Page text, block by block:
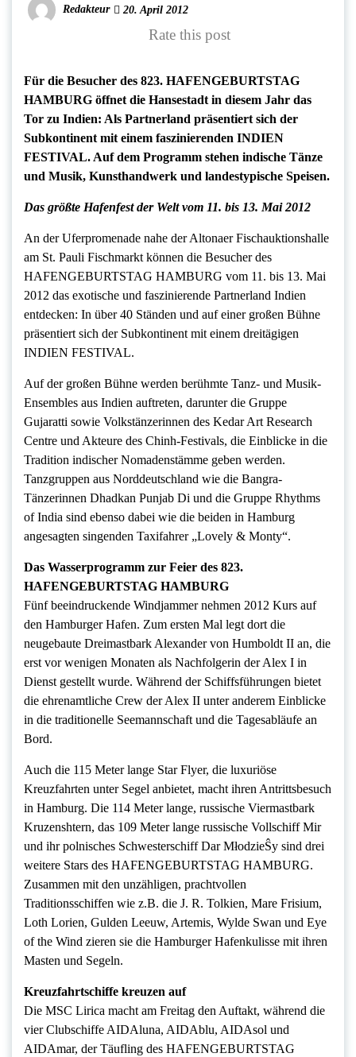
Redakteur 20. April 2012
Rate this post
Für die Besucher des 823. HAFENGEBURTSTAG
HAMBURG öffnet die Hansestadt in diesem Jahr das
Tor zu Indien: Als Partnerland präsentiert sich der
Subkontinent mit einem faszinierenden INDIEN
FESTIVAL. Auf dem Programm stehen indische Tänze
und Musik, Kunsthandwerk und landestypische Speisen.
Das größte Hafenfest der Welt vom 11. bis 13. Mai 2012
An der Uferpromenade nahe der Altonaer Fischauktionshalle
am St. Pauli Fischmarkt können die Besucher des
HAFENGEBURTSTAG HAMBURG vom 11. bis 13. Mai
2012 das exotische und faszinierende Partnerland Indien
entdecken: In über 40 Ständen und auf einer großen Bühne
präsentiert sich der Subkontinent mit einem dreitägigen
INDIEN FESTIVAL.
Auf der großen Bühne werden berühmte Tanz- und Musik-
Ensembles aus Indien auftreten, darunter die Gruppe
Gujaratti sowie Volkstänzerinnen des Kedar Art Research
Centre und Akteure des Chinh-Festivals, die Einblicke in die
Tradition indischer Nomadenstämme geben werden.
Tanzgruppen aus Norddeutschland wie die Bangra-
Tänzerinnen Dhadkan Punjab Di und die Gruppe Rhythms
of India sind ebenso dabei wie die beiden in Hamburg
angesagten singenden Taxifahrer „Lovely & Monty“.
Das Wasserprogramm zur Feier des 823.
HAFENGEBURTSTAG HAMBURG
Fünf beeindruckende Windjammer nehmen 2012 Kurs auf
den Hamburger Hafen. Zum ersten Mal legt dort die
neugebaute Dreimastbark Alexander von Humboldt II an, die
erst vor wenigen Monaten als Nachfolgerin der Alex I in
Dienst gestellt wurde. Während der Schiffsführungen bietet
die ehrenamtliche Crew der Alex II unter anderem Einblicke
in die traditionelle Seemannschaft und die Tagesabläufe an
Bord.
Auch die 115 Meter lange Star Flyer, die luxuriöse
Kreuzfahrten unter Segel anbietet, macht ihren Antrittsbesuch
in Hamburg. Die 114 Meter lange, russische Viermastbark
Kruzenshtern, das 109 Meter lange russische Vollschiff Mir
und ihr polnisches Schwesterschiff Dar MłodzieŜy sind drei
weitere Stars des HAFENGEBURTSTAG HAMBURG.
Zusammen mit den unzähligen, prachtvollen
Traditionsschiffen wie z.B. die J. R. Tolkien, Mare Frisium,
Loth Lorien, Gulden Leeuw, Artemis, Wylde Swan und Eye
of the Wind zieren sie die Hamburger Hafenkulisse mit ihren
Masten und Segeln.
Kreuzfahrtschiffe kreuzen auf
Die MSC Lirica macht am Freitag den Auftakt, während die
vier Clubschiffe AIDAluna, AIDAblu, AIDAsol und
AIDAmar, der Täufling des HAFENGEBURTSTAG